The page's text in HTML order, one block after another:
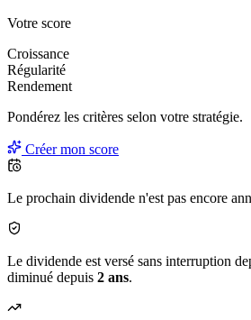
Votre score
Croissance
Régularité
Rendement
Pondérez les critères selon votre stratégie.
Créer mon score
Le prochain dividende n'est pas encore
Le dividende est versé sans interruption
diminué depuis 2 ans.